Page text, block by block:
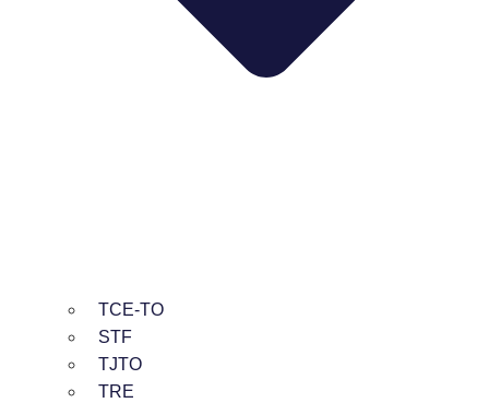
TCE-TO
STF
TJTO
TRE